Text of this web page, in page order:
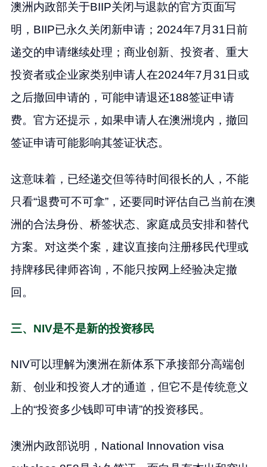
澳洲内政部关于BIIP关闭与退款的官方页面写
明，BIIP已永久关闭新申请；2024年7月31日前
递交的申请继续处理；商业创新、投资者、重大
投资者或企业家类别申请人在2024年7月31日或
之后撤回申请的，可能申请退还188签证申请
费。官方还提示，如果申请人在澳洲境内，撤回
签证申请可能影响其签证状态。
这意味着，已经递交但等待时间很长的人，不能
只看“退费可不可拿”，还要同时评估自己当前在澳
洲的合法身份、桥签状态、家庭成员安排和替代
方案。对这类个案，建议直接向注册移民代理或
持牌移民律师咨询，不能只按网上经验决定撤
回。
三、NIV是不是新的投资移民
NIV可以理解为澳洲在新体系下承接部分高端创
新、创业和投资人才的通道，但它不是传统意义
上的“投资多少钱即可申请”的投资移民。
澳洲内政部说明，National Innovation visa